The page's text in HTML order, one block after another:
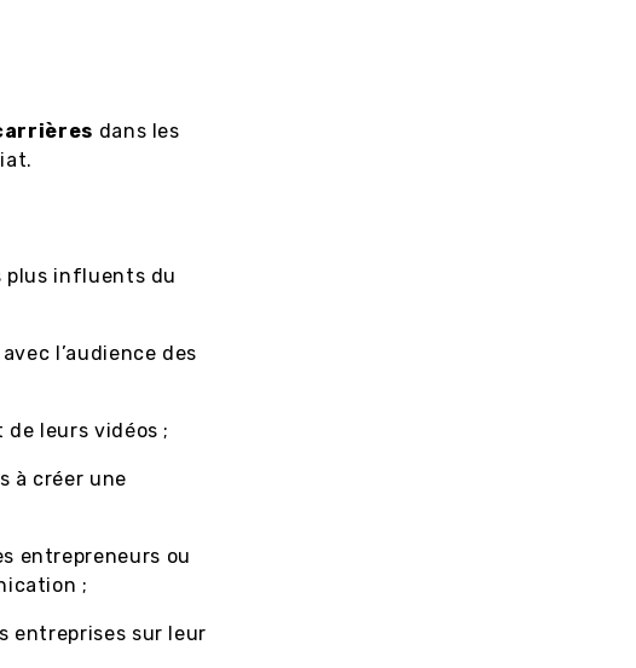
dans les
plus influents du
l’audience des
leurs vidéos ;
à créer une
entrepreneurs ou
;
entreprises sur leur